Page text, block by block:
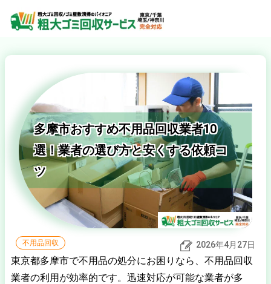
多摩市おすすめ不用品回収業者10
選！業者の選び方と安くする依頼コ
ツ
不用品回収 2026年4月27日
東京都多摩市で不用品の処分にお困りなら、不用品回収
業者の利用が効率的です。迅速対応が可能な業者が多